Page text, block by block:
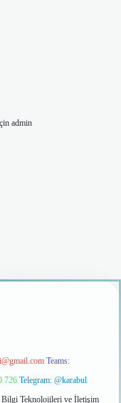
admin
Teams:
726 Telegram: @karabul
Bilgi Teknolojileri ve İletişim